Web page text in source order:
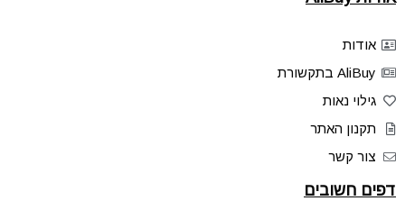
אודות
AliBuy בתקשורת
גילוי נאות
תקנון האתר
צור קשר
דפים חשובים